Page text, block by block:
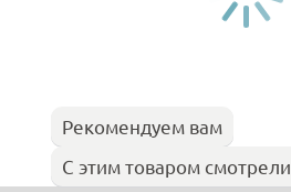
Рекомендуем вам
С этим товаром смотрели